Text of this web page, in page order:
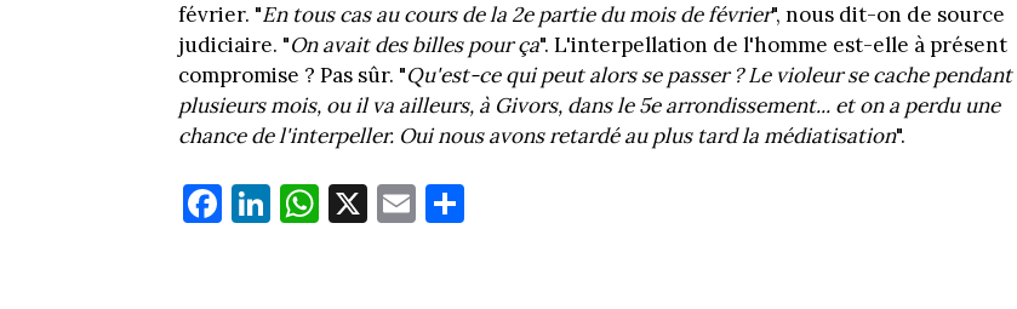
février. "En tous cas au cours de la 2e partie du mois de février", nous dit-on de source
judiciaire. "On avait des billes pour ça". L'interpellation de l'homme est-elle à présent
compromise ? Pas sûr. "Qu'est-ce qui peut alors se passer ? Le violeur se cache pendant
plusieurs mois, ou il va ailleurs, à Givors, dans le 5e arrondissement... et on a perdu une
chance de l'interpeller. Oui nous avons retardé au plus tard la médiatisation".
Fa
ce
Li
nk
W
ha
X E
m